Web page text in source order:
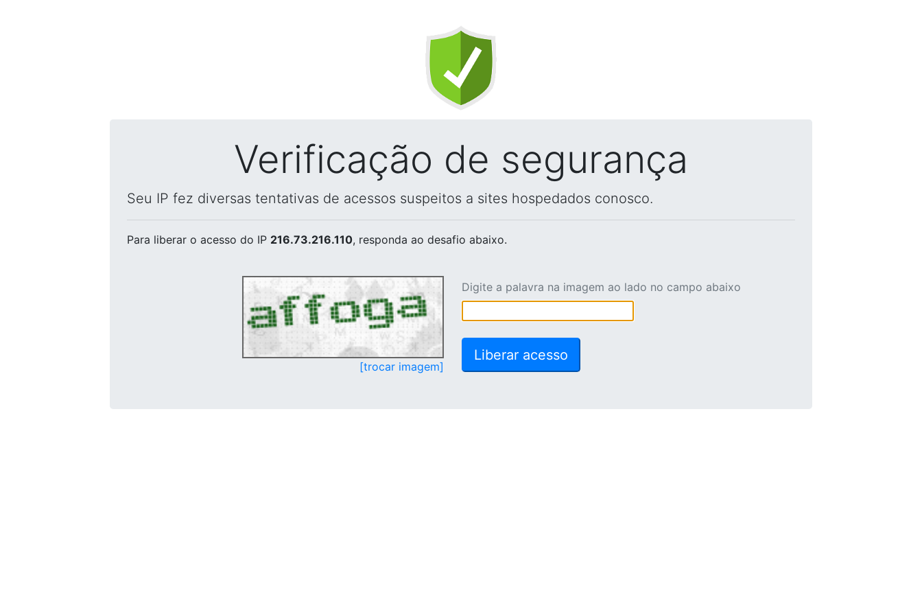
Verificação de segurança
Seu IP fez diversas tentativas de acessos suspeitos a sites hospedados conosco.
Para liberar o acesso do IP 216.73.216.110, responda ao desafio abaixo.
[trocar imagem]
Digite a palavra na imagem ao lado no campo abaixo